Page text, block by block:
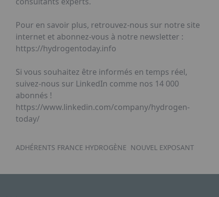
Pour en savoir plus, retrouvez-nous sur notre site
internet et abonnez-vous à notre newsletter :
https://hydrogentoday.info
Si vous souhaitez être informés en temps réel,
suivez-nous sur LinkedIn comme nos 14 000
abonnés !
https://www.linkedin.com/company/hydrogen-
today/
ADHÉRENTS FRANCE HYDROGÈNE NOUVEL EXPOSANT